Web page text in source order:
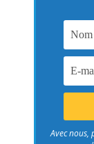
Avec nous,